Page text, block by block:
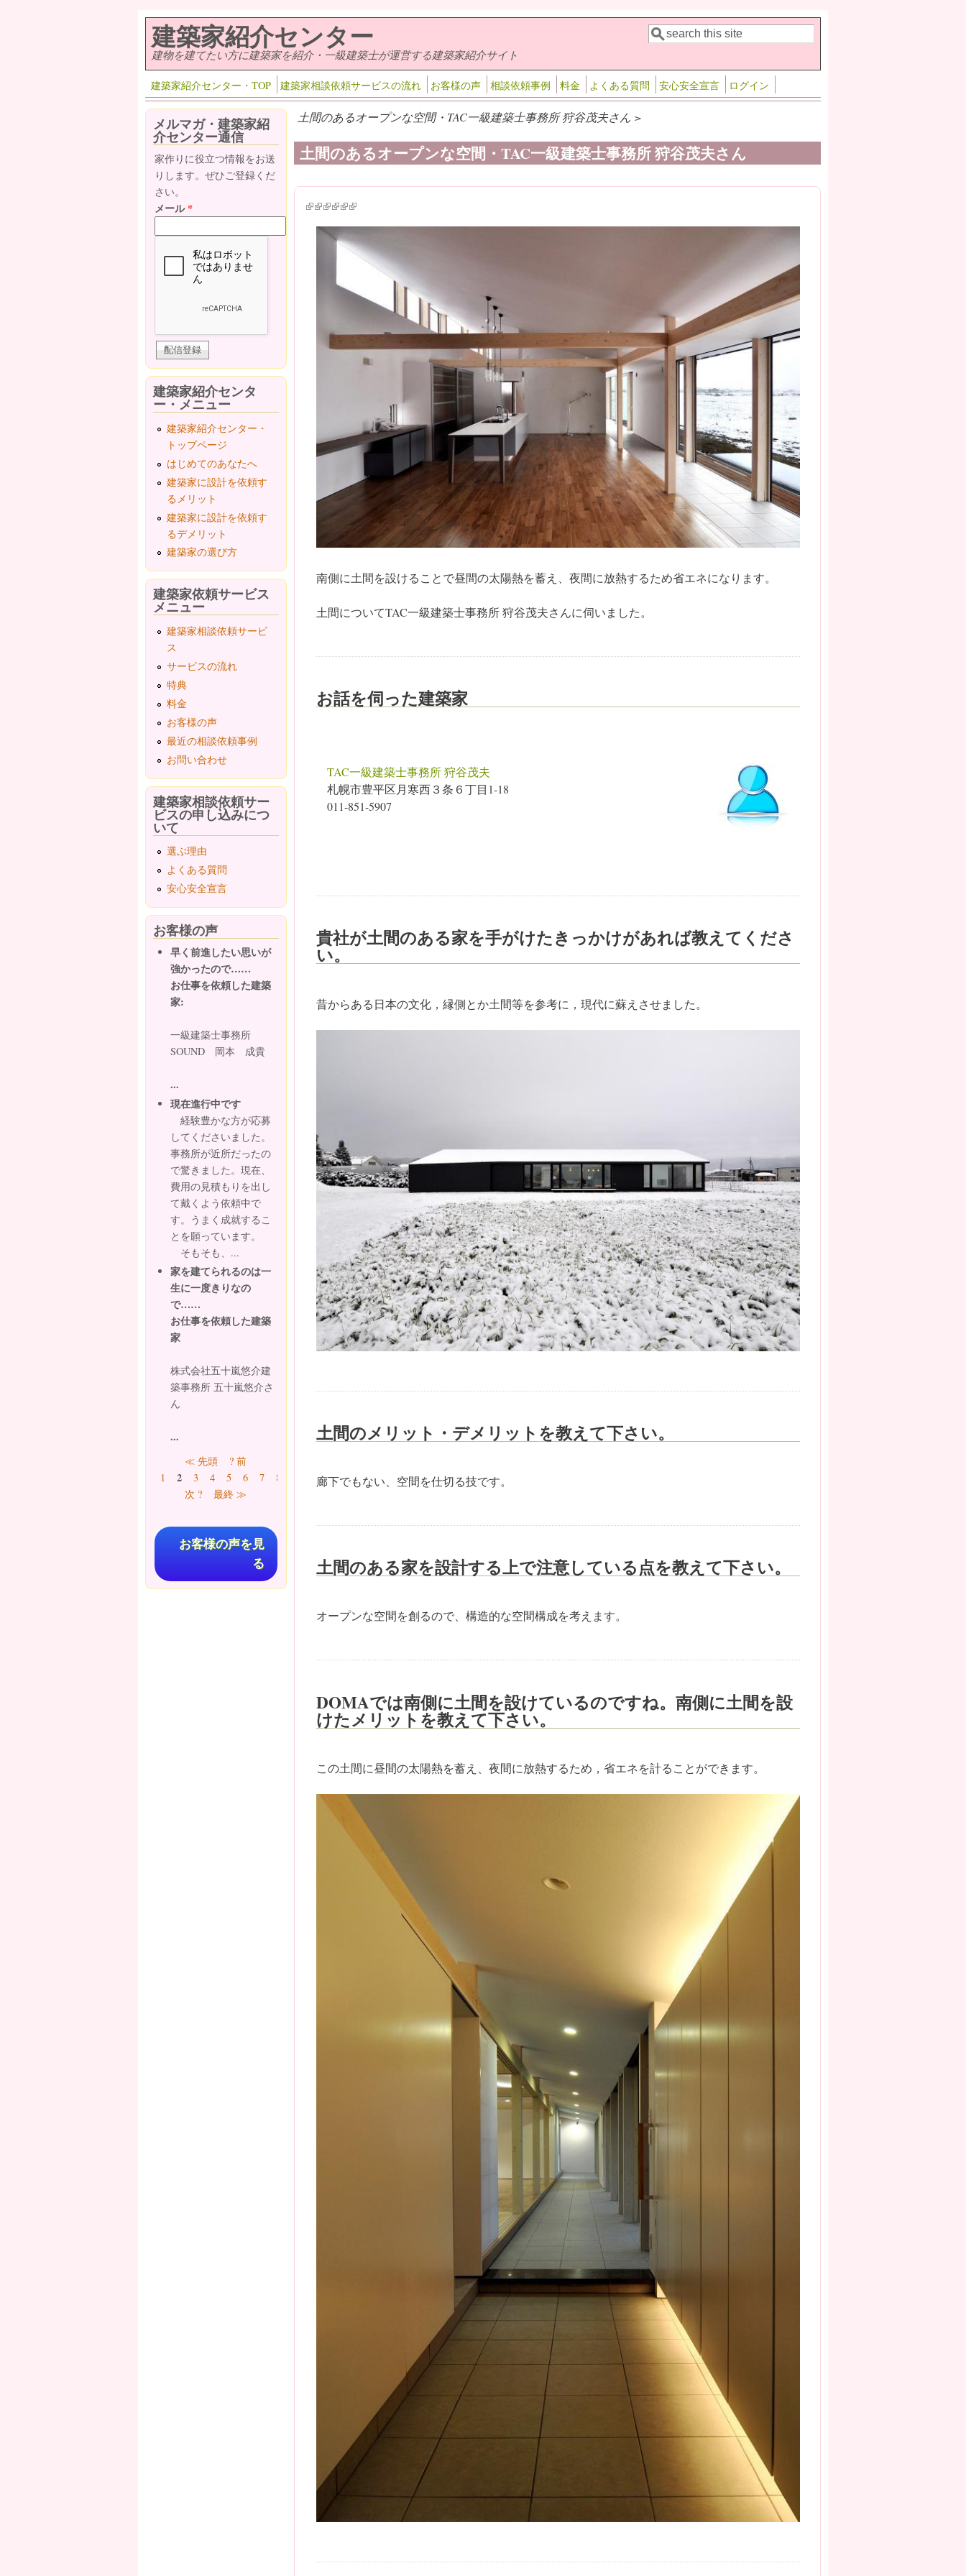
建築家紹介センター
建物を建てたい方に建築家を紹介・一級建築士が運営する建築家紹介サイト 検索フォーム
検索
建築家紹介センター・TOP 建築家相談依頼サービスの流れ お客様の声 相談依頼事例 料金 よくある質問 安心安全宣言 ログイン
土間のあるオープンな空間・TAC一級建築士事務所 狩谷茂夫さん >
土間のあるオープンな空間・TAC一級建築士事務所 狩谷茂夫さん
(link is external)
(link is external)
(link is external)
(link is external)
(link is external)
(link is external)
南側に土間を設けることで昼間の太陽熱を蓄え、夜間に放熱するため省エネになります。
土間についてTAC一級建築士事務所 狩谷茂夫さんに伺いました。
お話を伺った建築家
TAC一級建築士事務所 狩谷茂夫
札幌市豊平区月寒西３条６丁目1-18
011-851-5907
貴社が土間のある家を手がけたきっかけがあれば教えてくださ
い。
昔からある日本の文化，縁側とか土間等を参考に，現代に蘇えさせました。
土間のメリット・デメリットを教えて下さい。
廊下でもない、空間を仕切る技です。
土間のある家を設計する上で注意している点を教えて下さい。
オープンな空間を創るので、構造的な空間構成を考えます。
DOMAでは南側に土間を設けているのですね。南側に土間を設
けたメリットを教えて下さい。
この土間に昼間の太陽熱を蓄え、夜間に放熱するため，省エネを計ることができます。
メルマガ・建築家紹
介センター通信
家作りに役立つ情報をお送
りします。ぜひご登録くだ
さい。
メール*
建築家紹介センタ
ー・メニュー
建築家紹介センター・
トップページ
はじめてのあなたへ
建築家に設計を依頼す
るメリット
建築家に設計を依頼す
るデメリット
建築家の選び方
建築家依頼サービス
メニュー
建築家相談依頼サービ
ス
サービスの流れ
特典
料金
お客様の声
最近の相談依頼事例
お問い合わせ
建築家相談依頼サー
ビスの申し込みにつ
いて
選ぶ理由
よくある質問
安心安全宣言
お客様の声
早く前進したい思いが
強かったので……
お仕事を依頼した建築
家:
一級建築士事務所
SOUND 岡本 成貴
...
現在進行中です
経験豊かな方が応募
してくださいました。
事務所が近所だったの
で驚きました。現在、
費用の見積もりを出し
て戴くよう依頼中で
す。うまく成就するこ
とを願っています。
そもそも、...
家を建てられるのは一
生に一度きりなの
で……
お仕事を依頼した建築
家
株式会社五十嵐悠介建
築事務所 五十嵐悠介さ
ん
...
ページ≪ 先頭
? 前
1
2 3 4 5 6 7 8
次 ?
最終 ≫
お客様の声を見
る